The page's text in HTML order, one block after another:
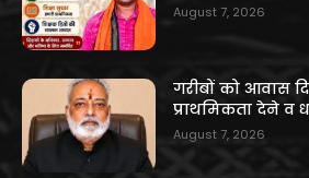
August 7, 2026
गरीबों को आवास
प्राथमिकता देने व
August 7, 2026